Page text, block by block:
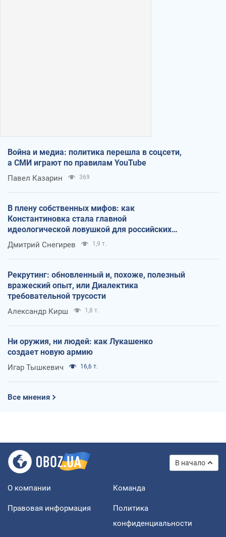
Война и медиа: политика перешла в соцсети,
а СМИ играют по правилам YouTube
Павел Казарин 369
В плену собственных мифов: как
Константиновка стала главной
идеологической ловушкой для российских
оккупантов
Дмитрий Снегирев 1,9 т.
Рекрутинг: обновленный и, похоже, полезный
вражеский опыт, или Диалектика
требовательной трусости
Александр Кирш 1,8 т.
Ни оружия, ни людей: как Лукашенко
создает новую армию
Игар Тышкевич 16,6 т.
Все мнения
В начало
О компании Команда
Правовая информация
Политика
конфиденциальности